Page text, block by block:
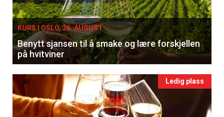
KURS I OSLO, 26. AUGUST
Benytt sjansen til å smake og lære forskjellen
på hvitviner
Ledig plass